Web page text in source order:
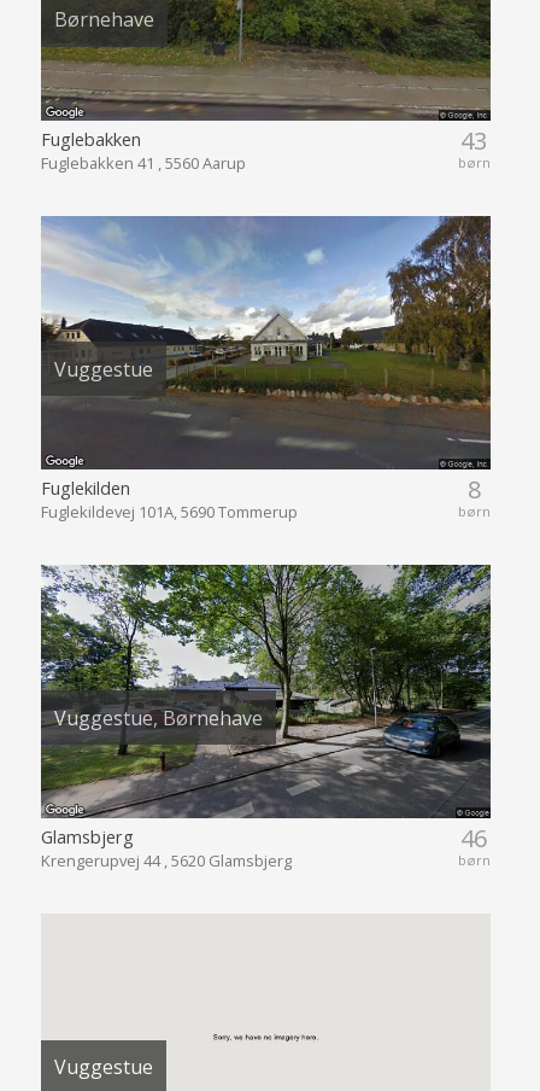
Børnehave
43
børn
Fuglebakken
Fuglebakken 41 , 5560 Aarup
Vuggestue
8
børn
Fuglekilden
Fuglekildevej 101A, 5690 Tommerup
Vuggestue, Børnehave
46
børn
Glamsbjerg
Krengerupvej 44 , 5620 Glamsbjerg
Vuggestue